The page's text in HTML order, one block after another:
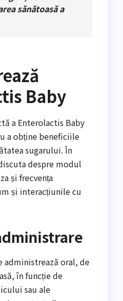
sănătoasă a
Baby
a Enterolactis Baby
a obține beneficiile
sugarului. În
despre modul
și frecvența
și interacțiunile cu
administrează oral, de
în funcție de
sau ale